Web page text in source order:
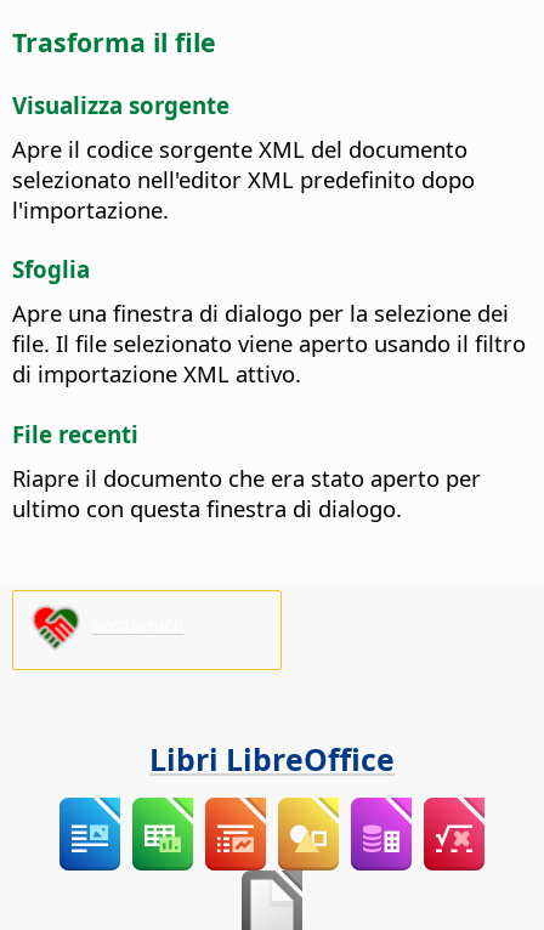
Trasforma il file
Visualizza sorgente
Apre il codice sorgente XML del documento
selezionato nell'editor XML predefinito dopo
l'importazione.
Sfoglia
Apre una finestra di dialogo per la selezione dei
file. Il file selezionato viene aperto usando il filtro
di importazione XML attivo.
File recenti
Riapre il documento che era stato aperto per
ultimo con questa finestra di dialogo.
Libri LibreOffice